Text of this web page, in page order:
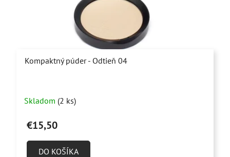
Kompaktný púder - Odtieň 04
Skladom (2 ks)
€15,50
DO KOŠÍKA